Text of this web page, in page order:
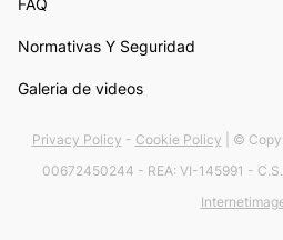
FAQ
Normativas Y Seguridad
Galeria de videos
Privacy Policy - Cookie Policy | ©
00672450244 - REA: VI-145991 -